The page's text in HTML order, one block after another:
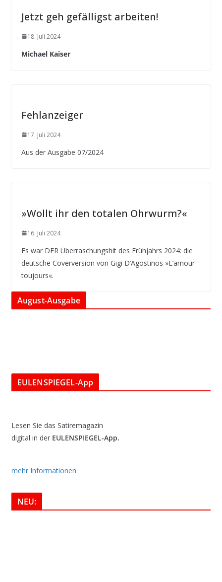
Jetzt geh gefälligst arbeiten!
18. Juli 2024
Michael Kaiser
Fehlanzeiger
17. Juli 2024
Aus der Ausgabe 07/2024
»Wollt ihr den totalen Ohrwurm?«
16. Juli 2024
Es war DER Überraschungshit des Frühjahrs 2024: die
deutsche Coverversion von Gigi D’Agostinos »L’amour
toujours«.
August-Ausgabe
EULENSPIEGEL-App
Lesen Sie das Satiremagazin
digital in der EULENSPIEGEL-App.
mehr Informationen
NEU: